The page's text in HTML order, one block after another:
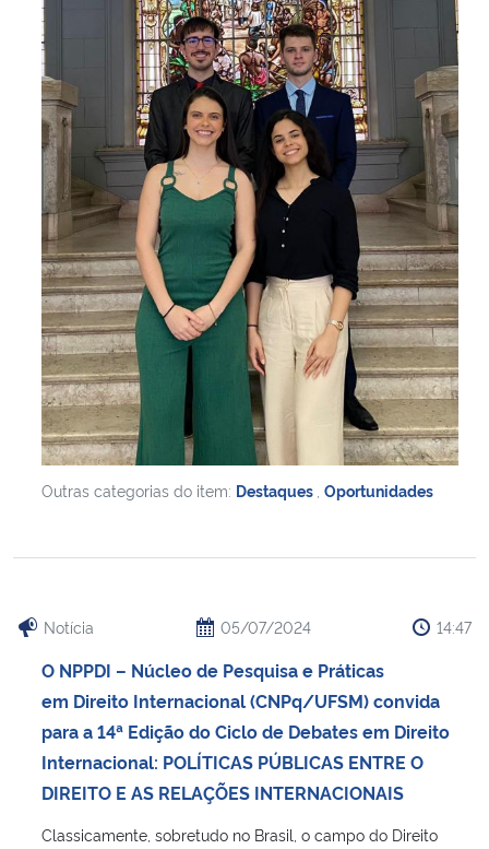
Outras categorias do item: Destaques Oportunidades
Notícia 05/07/2024 14:47
O NPPDI – Núcleo de Pesquisa e Práticas
em Direito Internacional (CNPq/UFSM) convida
para a 14ª Edição do Ciclo de Debates em Direito
Internacional: POLÍTICAS PÚBLICAS ENTRE O
DIREITO E AS RELAÇÕES INTERNACIONAIS
Classicamente, sobretudo no Brasil, o campo do Direito